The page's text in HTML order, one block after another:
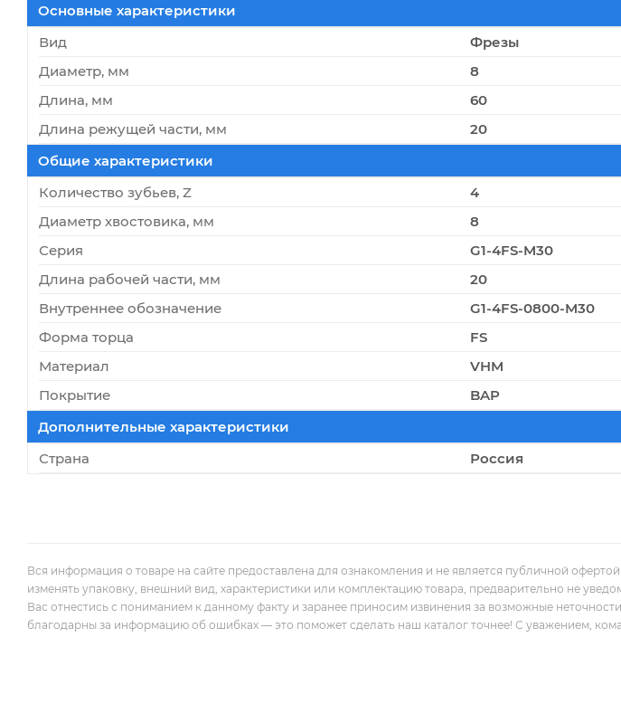
Основные характеристики
Вид
Фрезы
Диаметр, мм
8
Длина, мм
60
Длина режущей части, мм
20
Общие характеристики
Количество зубьев, Z
4
Диаметр хвостовика, мм
8
Серия
G1-4FS-M30
Длина рабочей части, мм
20
Внутреннее обозначение
G1-4FS-0800-M30
Форма торца
FS
Материал
VHM
Покрытие
BAP
Дополнительные характеристики
Страна
Россия
Вся информация о товаре на сайте предоставлена для ознакомления и не является публичной
изменять упаковку, внешний вид, характеристики или комплектацию товара, предварительно не
Вас отнестись с пониманием к данному факту и заранее приносим извинения за возможные
благодарны за информацию об ошибках — это поможет сделать наш каталог точнее! С уважением,